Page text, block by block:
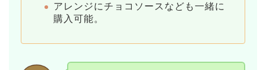
アレンジにチョコソースなども一緒に
購入可能。